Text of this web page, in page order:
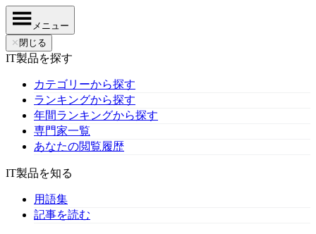
メニュー
✕ 閉じる
IT製品を探す
カテゴリーから探す
ランキングから探す
年間ランキングから探す
専門家一覧
あなたの閲覧履歴
IT製品を知る
用語集
記事を読む